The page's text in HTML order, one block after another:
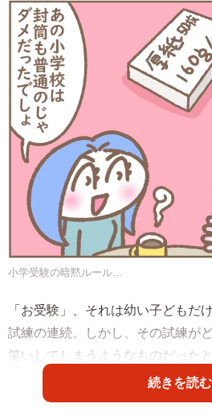
小学受験の暗黙ルール…
「お受験」、それは幼い子どもだ
試練の連続。しかし、その試練が
笑いしてしまうようなものだった
か。Sさんが遭遇したのは、まさ
ピソードでした。
続きを読む